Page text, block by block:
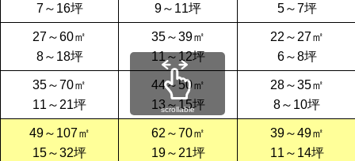
7～16坪
9～11坪
5～7坪
27～60㎡
8～18坪
35～39㎡
11～12坪
22～27㎡
6～8坪
35～70㎡
11～21坪
44～50㎡
13～15坪
28～35㎡
8～10坪
49～107㎡
15～32坪
62～70㎡
19～21坪
39～49㎡
11～14坪
scrollable